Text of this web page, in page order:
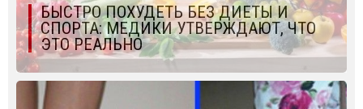
БЫСТРО ПОХУДЕТЬ БЕЗ ДИЕТЫ И
СПОРТА: МЕДИКИ УТВЕРЖДАЮТ, ЧТО
ЭТО РЕАЛЬНО